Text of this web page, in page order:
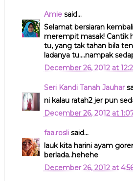
Amiesaid...
Selamat bersiaran
merempit masak! Cantik
tu, yang tak tahan bila
ladanya tu....nampak
December 26, 2012 at
Seri Kandi Tanah Jauhar
ni kalau ratah2 jer pun
December 26, 2012 at
faa.roslisaid...
lauk kita harini ayam
berlada..hehehe
December 26, 2012 at